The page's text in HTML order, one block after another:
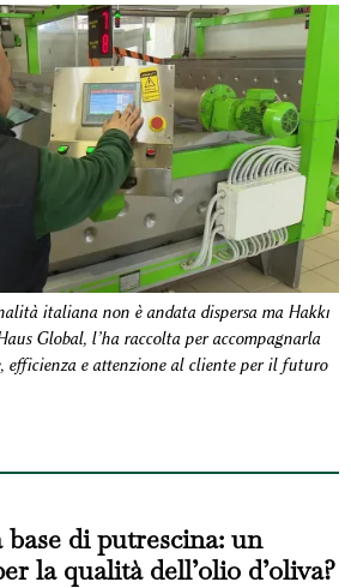
italiana non è andata dispersa ma Hakkı
Global, l’ha raccolta per accompagnarla
efficienza e attenzione al cliente per il futuro
di putrescina: un
la qualità dell’olio d’oliva?